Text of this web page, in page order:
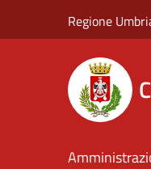
Regione